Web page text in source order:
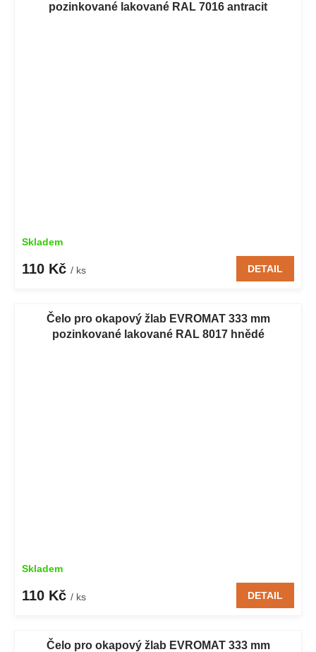
pozinkované lakované RAL 7016 antracit
Skladem
110 Kč / ks DETAIL
Čelo pro okapový žlab EVROMAT 333 mm
pozinkované lakované RAL 8017 hnědé
Skladem
110 Kč / ks DETAIL
Čelo pro okapový žlab EVROMAT 333 mm